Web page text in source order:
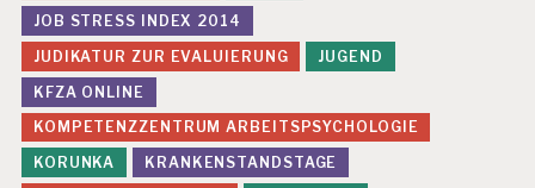
JOB STRESS INDEX 2014
JUDIKATUR ZUR EVALUIERUNG
JUGEND
KFZA ONLINE
KOMPETENZZENTRUM ARBEITSPSYCHOLOGIE
KORUNKA
KRANKENSTANDSTAGE